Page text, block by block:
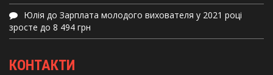
Юлія до Зарплата молодого вихователя у 2021 році
зросте до 8 494 грн
КОНТАКТИ